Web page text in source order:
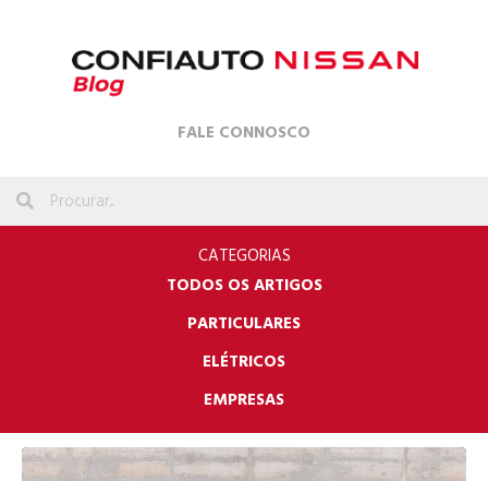
FALE CONNOSCO
CATEGORIAS
TODOS OS ARTIGOS
PARTICULARES
ELÉTRICOS
EMPRESAS